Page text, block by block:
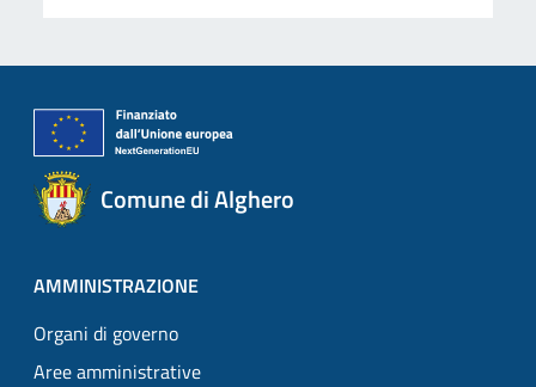
Comune di Alghero
AMMINISTRAZIONE
Organi di governo
Aree amministrative